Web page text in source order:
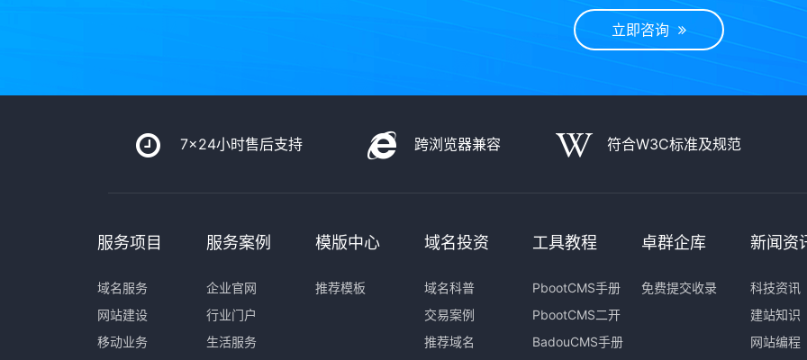
立即咨询
7x24小时售后支持 跨浏览器兼容 符合W3C标准及规范
服务项目
域名服务
网站建设
移动业务
服务案例
企业官网
行业门户
生活服务
模版中心
推荐模板
域名投资
域名科普
交易案例
推荐域名
工具教程
PbootCMS手册
PbootCMS二开
BadouCMS手册
卓群企库
免费提交收录
新闻资
科技资讯
建站知识
网站编程